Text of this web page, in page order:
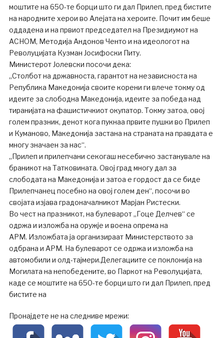
моштите на 650-те борци што ги дал Прилеп, пред бистите
на народните херои во Алејата на хероите. Почит им беше
оддадена и на првиот председател на Президиумот на
АСНОМ, Методија Андонов Ченто и на идеологот на
Револуцијата Кузман Јосифоски Питу.
Министерот Јолевски посочи дека:
„Столбот на државноста, гарантот на независноста на
Република Македонија своите корени ги влече токму од
идеите за слободна Македонија, идеите за победа над
тиранијата на фашистичкиот окупатор. Токму затоа, овој
голем празник, денот кога пукнаа првите пушки во Прилеп
и Куманово, Македонија застана на страната на правдата е
многу значаен за нас“.
„Прилеп и прилепчани секогаш несебично застанувале на
браникот на Татковината. Овој град многу дал за
слободата на Македонија и затоа е гордост да се биде
Прилепчанец посебно на овој голем ден“, посочи во
својата изјава градоначалникот Марјан Ристески.
Во чест на празникот, на булеварот „Гоце Делчев“ се
одржа и изложба на оружје и воена опрема на
АРМ. Изложбата ја организираат Министерството за
одбрана и АРМ. На булеварот се одржа и изложба на
автомобили и олд-тајмери.Делегациите се поклонија на
Могилата на непобедените, во Паркот на Револуцијата,
каде се моштите на 650-те борци што ги дал Прилеп, пред
бистите на
Пронајдете не на следниве мрежи: